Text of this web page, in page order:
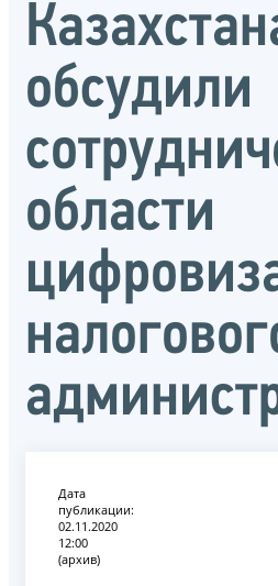
обсудили
области
Дата
публикации:
02.11.2020
12:00
(архив)